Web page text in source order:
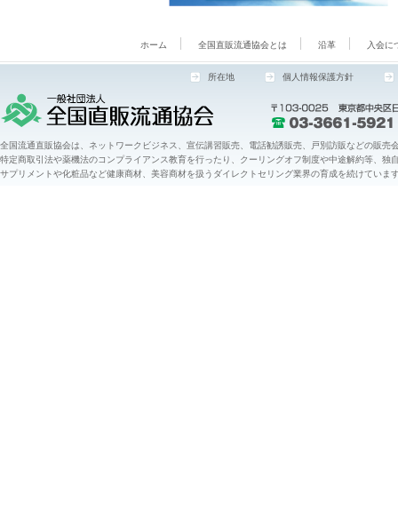
ホーム 全国直販流通協会とは 沿革 入会に
所在地 個人情報保護方針
全国流通直販協会は、ネットワークビジネス、宣伝講習販売、電話勧誘販売、戸別訪販などの販売
特定商取引法や薬機法のコンプライアンス教育を行ったり、クーリングオフ制度や中途解約等、
サプリメントや化粧品など健康商材、美容商材を扱うダイレクトセリング業界の育成を続けていま